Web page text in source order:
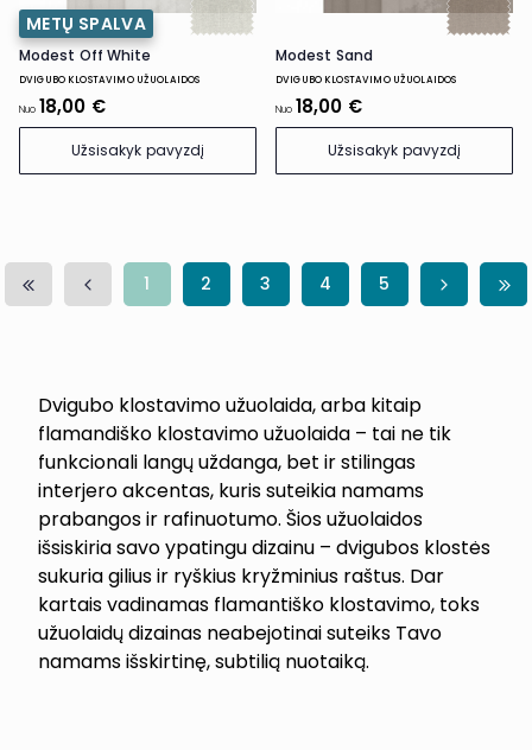
METŲ SPALVA
Modest Off White
DVIGUBO KLOSTAVIMO UŽUOLAIDOS
Nuo 18,00 €
Užsisakyk pavyzdį
Modest Sand
DVIGUBO KLOSTAVIMO UŽUOLAIDOS
Nuo 18,00 €
Užsisakyk pavyzdį
1 2 3 4 5
Dvigubo klostavimo užuolaida, arba kitaip
flamandiško klostavimo užuolaida – tai ne tik
funkcionali langų uždanga, bet ir stilingas
interjero akcentas, kuris suteikia namams
prabangos ir rafinuotumo. Šios užuolaidos
išsiskiria savo ypatingu dizainu – dvigubos klostės
sukuria gilius ir ryškius kryžminius raštus. Dar
kartais vadinamas flamantiško klostavimo, toks
užuolaidų dizainas neabejotinai suteiks Tavo
namams išskirtinę, subtilią nuotaiką.